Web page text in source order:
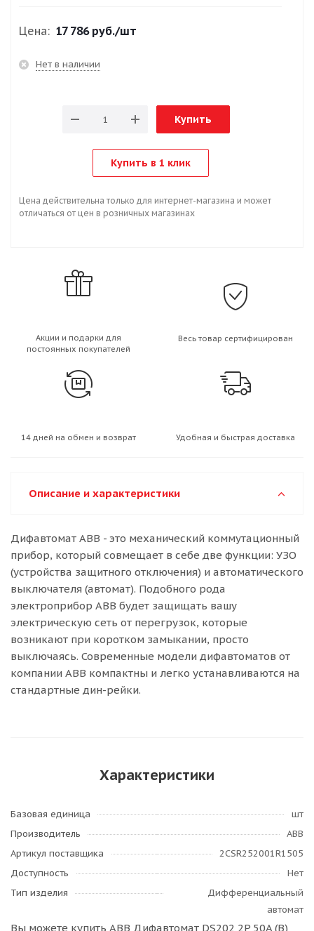
Цена: 17 786 руб./шт
Нет в наличии
Купить
Купить в 1 клик
Цена действительна только для интернет-магазина и может
отличаться от цен в розничных магазинах
Акции и подарки для
постоянных покупателей
Весь товар сертифицирован
14 дней на обмен и возврат Удобная и быстрая доставка
Описание и характеристики
Дифавтомат АВВ - это механический коммутационный
прибор, который совмещает в себе две функции: УЗО
(устройства защитного отключения) и автоматического
выключателя (автомат). Подобного рода
электроприбор ABB будет защищать вашу
электрическую сеть от перегрузок, которые
возникают при коротком замыкании, просто
выключаясь. Современные модели дифавтоматов от
компании ABB компактны и легко устанавливаются на
стандартные дин-рейки.
Характеристики
Базовая единица
шт
Производитель
ABB
Артикул поставщика
2CSR252001R1505
Доступность
Нет
Тип изделия
Дифференциальный
автомат
Вы можете купить ABB Дифавтомат DS202 2P 50A (B)